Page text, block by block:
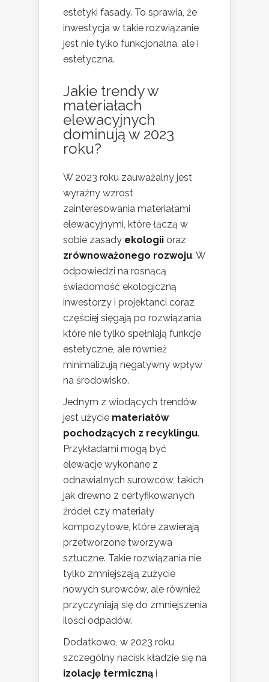
estetyki fasady. To sprawia, że
inwestycja w takie rozwiązanie
jest nie tylko funkcjonalna, ale i
estetyczna.
Jakie trendy w
materiałach
elewacyjnych
dominują w 2023
roku?
W 2023 roku zauważalny jest
wyraźny wzrost
zainteresowania materiałami
elewacyjnymi, które łączą w
sobie zasady ekologii oraz
zrównoważonego rozwoju. W
odpowiedzi na rosnącą
świadomość ekologiczną
inwestorzy i projektanci coraz
częściej sięgają po rozwiązania,
które nie tylko spełniają funkcje
estetyczne, ale również
minimalizują negatywny wpływ
na środowisko.
Jednym z wiodących trendów
jest użycie materiałów
pochodzących z recyklingu.
Przykładami mogą być
elewacje wykonane z
odnawialnych surowców, takich
jak drewno z certyfikowanych
źródeł czy materiały
kompozytowe, które zawierają
przetworzone tworzywa
sztuczne. Takie rozwiązania nie
tylko zmniejszają zużycie
nowych surowców, ale również
przyczyniają się do zmniejszenia
ilości odpadów.
Dodatkowo, w 2023 roku
szczególny nacisk kładzie się na
izolację termiczną i